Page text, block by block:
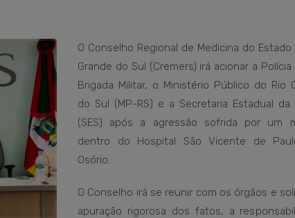
O Conselho Regional de Medicina do Estado
Grande do Sul (Cremers) irá acionar a Polícia
Brigada Militar, o Ministério Público do Rio
do Sul (MP-RS) e a Secretaria Estadual da
(SES) após a agressão sofrida por um
dentro do Hospital São Vicente de
Osório.
O Conselho irá se reunir com os órgãos e
apuração rigorosa dos fatos, a